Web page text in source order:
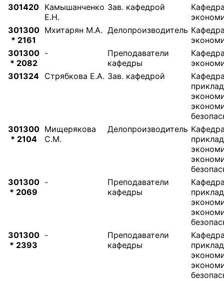
301420 Камышанченко
Е.Н.
Зав. кафедрой
301300
* 2161
Мхитарян М.А. Делопроизводитель
301300
* 2082
-
Преподаватели
кафедры
301324 Стрябкова Е.А. Зав. кафедрой
301300
* 2104
Мищерякова
С.М.
Делопроизводитель
301300
* 2069
-
Преподаватели
кафедры
301300
* 2393
-
Преподаватели
кафедры